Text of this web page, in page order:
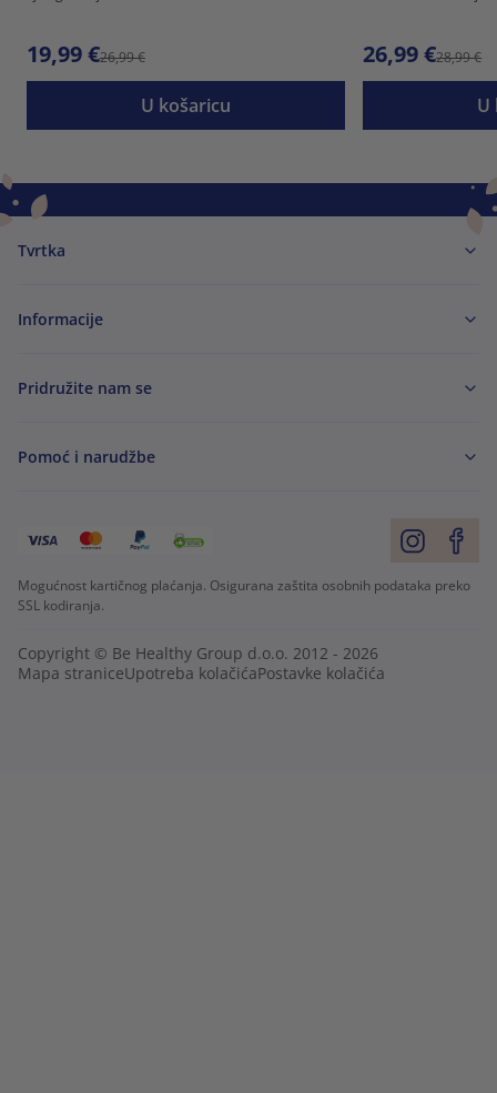
19,99 €26,99 €
U košaricu
26,99 €28,99 €
U
Tvrtka
Informacije
Pridružite nam se
Pomoć i narudžbe
Mogućnost kartičnog plaćanja. Osigurana zaštita osobnih podataka preko
SSL kodiranja.
Copyright © Be Healthy Group d.o.o. 2012 - 2026
Mapa straniceUpotreba kolačićaPostavke kolačića